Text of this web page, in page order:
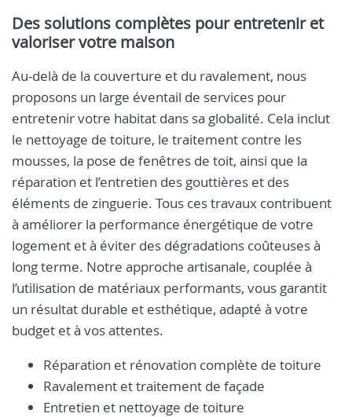
Des solutions complètes pour entretenir et
valoriser votre maison
Au-delà de la couverture et du ravalement, nous
proposons un large éventail de services pour
entretenir votre habitat dans sa globalité. Cela inclut
le nettoyage de toiture, le traitement contre les
mousses, la pose de fenêtres de toit, ainsi que la
réparation et l’entretien des gouttières et des
éléments de zinguerie. Tous ces travaux contribuent
à améliorer la performance énergétique de votre
logement et à éviter des dégradations coûteuses à
long terme. Notre approche artisanale, couplée à
l’utilisation de matériaux performants, vous garantit
un résultat durable et esthétique, adapté à votre
budget et à vos attentes.
Réparation et rénovation complète de toiture
Ravalement et traitement de façade
Entretien et nettoyage de toiture